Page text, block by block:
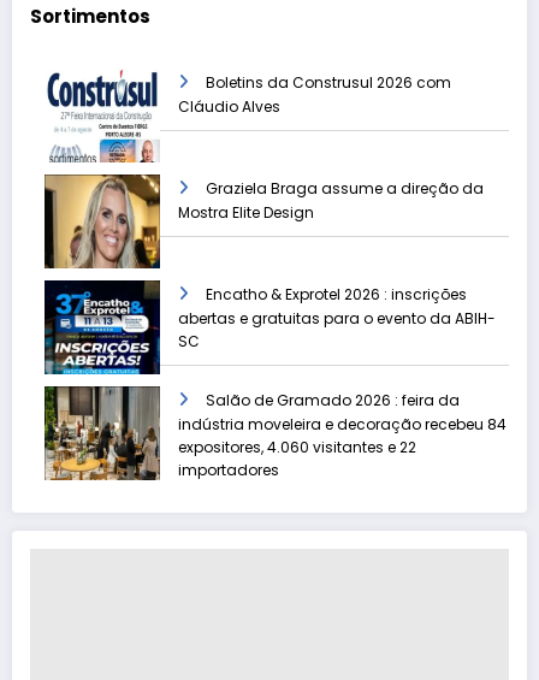
Sortimentos
Boletins da Construsul 2026 com
Cláudio Alves
Graziela Braga assume a direção da
Mostra Elite Design
Encatho & Exprotel 2026 : inscrições
abertas e gratuitas para o evento da ABIH-
SC
Salão de Gramado 2026 : feira da
indústria moveleira e decoração recebeu 84
expositores, 4.060 visitantes e 22
importadores